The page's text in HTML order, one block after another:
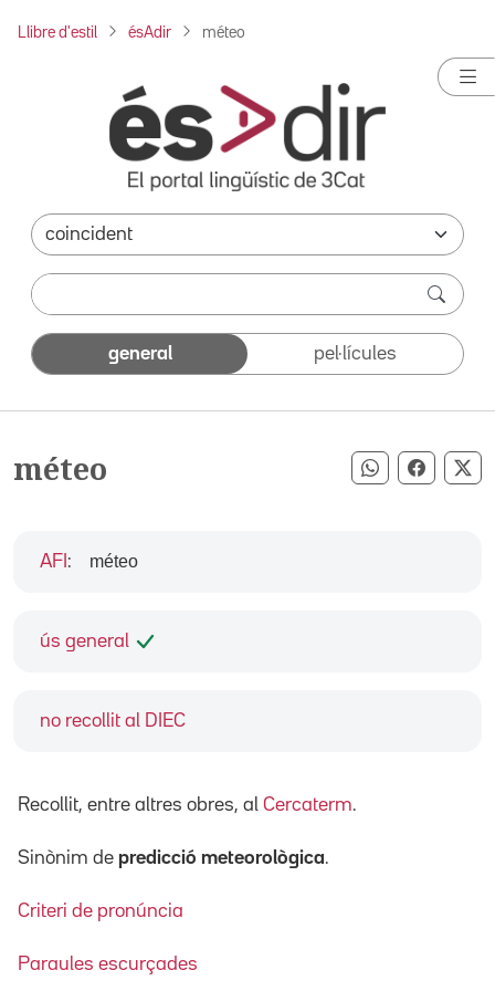
Llibre d'estil ésAdir méteo
general pel·lícules
méteo Compartir
ús general
no recollit al DIEC
AFI : méteo
Recollit, entre altres obres, al Cercaterm.
Sinònim de predicció meteorològica.
Criteri de pronúncia
Paraules escurçades